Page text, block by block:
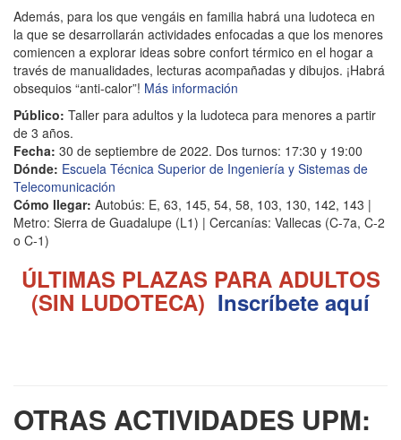
Además, para los que vengáis en familia habrá una ludoteca en
la que se desarrollarán actividades enfocadas a que los menores
comiencen a explorar ideas sobre confort térmico en el hogar a
través de manualidades, lecturas acompañadas y dibujos. ¡Habrá
obsequios “anti-calor”! Más información
Público: Taller para adultos y la ludoteca para menores a partir
de 3 años.
Fecha: 30 de septiembre de 2022. Dos turnos: 17:30 y 19:00
Dónde: Escuela Técnica Superior de Ingeniería y Sistemas de
Telecomunicación
Cómo llegar: Autobús: E, 63, 145, 54, 58, 103, 130, 142, 143 |
Metro: Sierra de Guadalupe (L1) | Cercanías: Vallecas (C-7a, C-2
o C-1)
ÚLTIMAS PLAZAS PARA ADULTOS
(SIN LUDOTECA) Inscríbete aquí
OTRAS ACTIVIDADES UPM: